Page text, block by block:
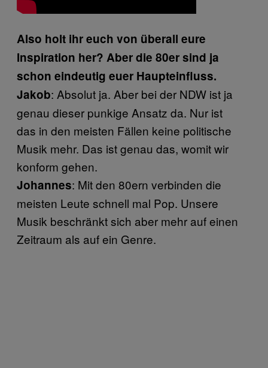
Also holt ihr euch von überall eure
Inspiration her? Aber die 80er sind ja
schon eindeutig euer Haupteinfluss.
Jakob: Absolut ja. Aber bei der NDW ist ja
genau dieser punkige Ansatz da. Nur ist
das in den meisten Fällen keine politische
Musik mehr. Das ist genau das, womit wir
konform gehen.
Johannes: Mit den 80ern verbinden die
meisten Leute schnell mal Pop. Unsere
Musik beschränkt sich aber mehr auf einen
Zeitraum als auf ein Genre.